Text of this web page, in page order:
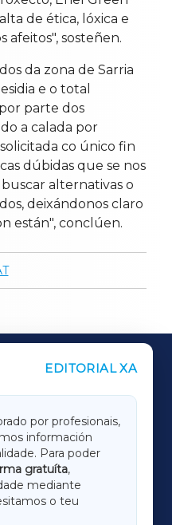
de ética, lóxica e
afeitos", sosteñen.
da zona de Sarria
e o total
parte dos
a calada por
co único fin
dúbidas que se nos
alternativas o
deixándonos claro
están", conclúen.
EDITORIAL XA
por profesionais,
información
Para poder
gratuíta,
mediante
o teu